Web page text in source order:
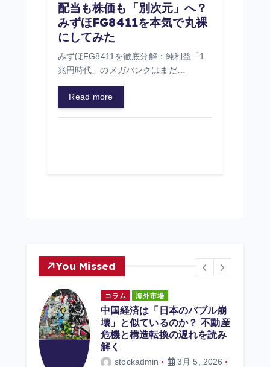
配当も株価も「別次元」へ？
みずほFG8411を本気で丸裸
にしてみた
みずほFG8411を徹底分解：純利益「1
兆円時代」のメガバンクはまだ…
Read more
You Missed
コラム 海外市場
中国経済は「日本のバブル崩
壊」と似ているのか？ 不動産
危機と構造転換の遅れを読み
解く
stockadmin
3月 5, 2026